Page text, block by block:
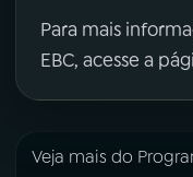
Para mais
EBC, acesse a
Veja mais do